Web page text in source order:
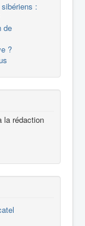
:
de
?
la rédaction